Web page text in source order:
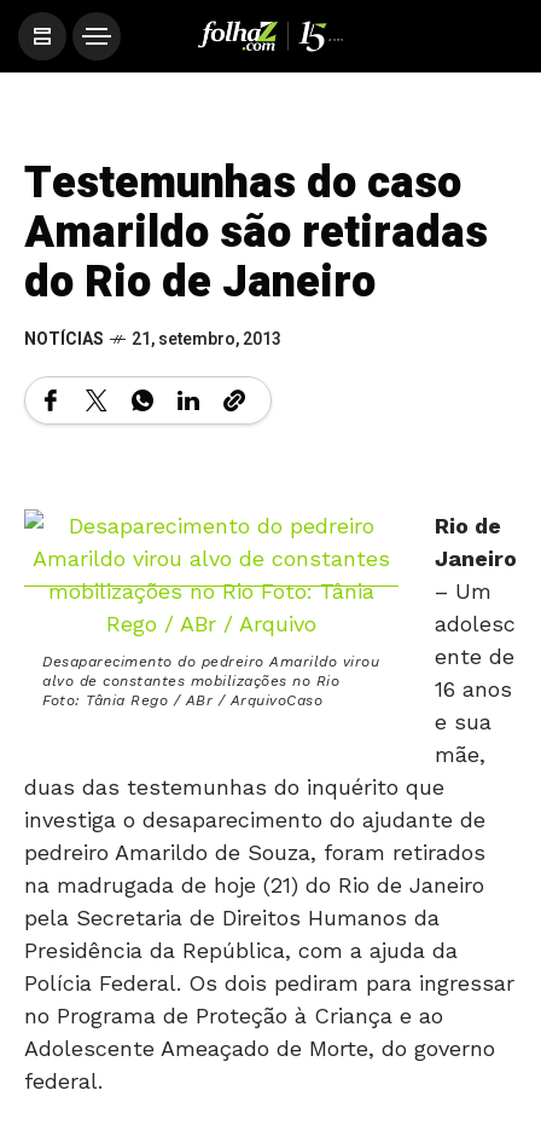
Testemunhas do caso
Amarildo são retiradas
do Rio de Janeiro
NOTÍCIAS 21, setembro, 2013
Desaparecimento do pedreiro Amarildo virou
alvo de constantes mobilizações no Rio
Foto: Tânia Rego / ABr / ArquivoCaso
Rio de
Janeiro
– Um
adolesc
ente de
16 anos
e sua
mãe,
duas das testemunhas do inquérito que
investiga o desaparecimento do ajudante de
pedreiro Amarildo de Souza, foram retirados
na madrugada de hoje (21) do Rio de Janeiro
pela Secretaria de Direitos Humanos da
Presidência da República, com a ajuda da
Polícia Federal. Os dois pediram para ingressar
no Programa de Proteção à Criança e ao
Adolescente Ameaçado de Morte, do governo
federal.